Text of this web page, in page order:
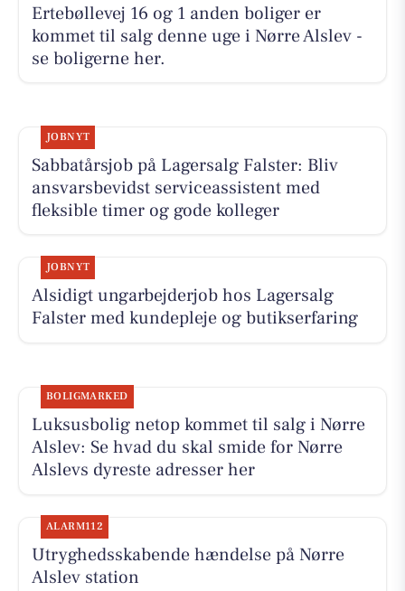
Ertebøllevej 16 og 1 anden boliger er
kommet til salg denne uge i Nørre Alslev -
se boligerne her.
JOBNYT
Sabbatårsjob på Lagersalg Falster: Bliv
ansvarsbevidst serviceassistent med
fleksible timer og gode kolleger
JOBNYT
Alsidigt ungarbejderjob hos Lagersalg
Falster med kundepleje og butikserfaring
BOLIGMARKED
Luksusbolig netop kommet til salg i Nørre
Alslev: Se hvad du skal smide for Nørre
Alslevs dyreste adresser her
ALARM112
Utryghedsskabende hændelse på Nørre
Alslev station